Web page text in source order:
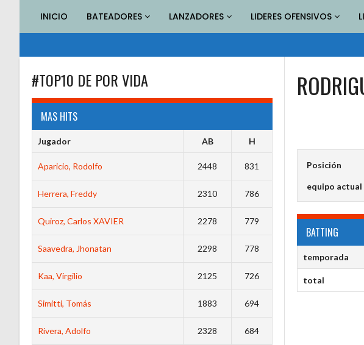
contenido
INICIO BATEADORES LANZADORES LIDERES OFENSIVOS
Posición
equipo actual
BATTING
temporada
total
#TOP10 DE POR VIDA
MAS HITS
Jugador AB H
Aparicio, Rodolfo 2448 831
Herrera, Freddy 2310 786
Quiroz, Carlos XAVIER 2278 779
Saavedra, Jhonatan 2298 778
Kaa, Virgilio 2125 726
Simitti, Tomás 1883 694
Rivera, Adolfo 2328 684